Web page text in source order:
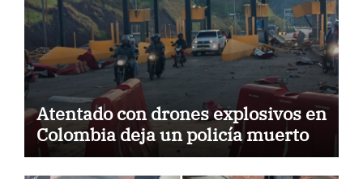
Atentado con drones explosivos en
Colombia deja un policía muerto